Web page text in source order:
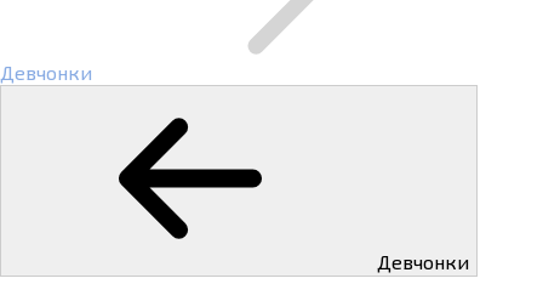
Девчонки
Девчонки